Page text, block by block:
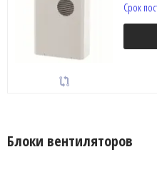
Срок
Блоки вентиляторов